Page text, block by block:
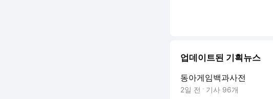
업데이트된 기획뉴스
동아게임백과사전
2일 전 기사 96개